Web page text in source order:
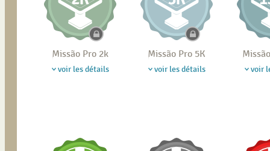
Missão Pro 2k
voir les détails
Missão Pro 5K
voir les détails voir